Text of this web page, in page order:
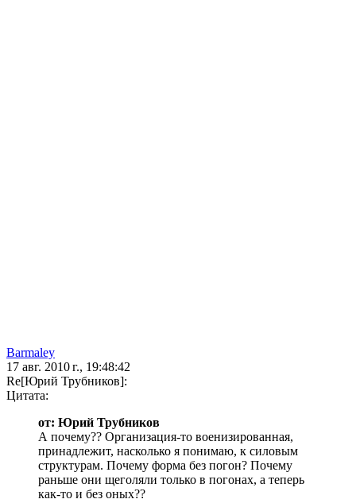
Barmaley
17 авг. 2010 г., 19:48:42
Re[Юрий Трубников]:
Цитата:
от: Юрий Трубников
А почему?? Организация-то военизированная,
принадлежит, насколько я понимаю, к силовым
структурам. Почему форма без погон? Почему
раньше они щеголяли только в погонах, а теперь
как-то и без оных??